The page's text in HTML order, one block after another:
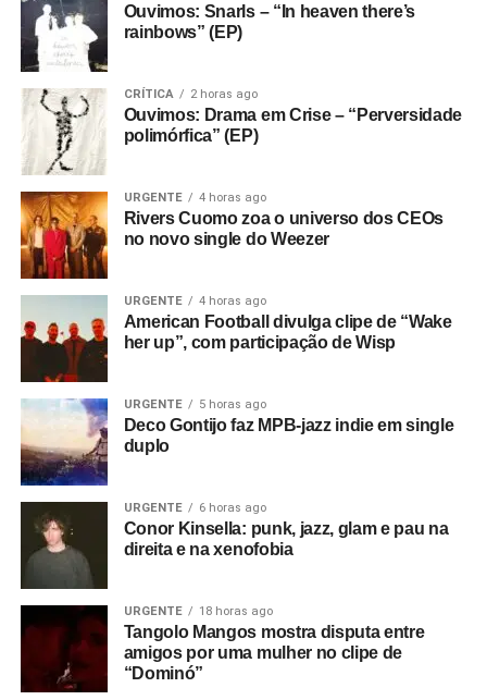
Ouvimos: Snarls – “In heaven there’s
rainbows” (EP)
CRÍTICA 2 horas ago
Ouvimos: Drama em Crise – “Perversidade
polimórfica” (EP)
URGENTE 4 horas ago
Rivers Cuomo zoa o universo dos CEOs
no novo single do Weezer
URGENTE 4 horas ago
American Football divulga clipe de “Wake
her up”, com participação de Wisp
URGENTE 5 horas ago
Deco Gontijo faz MPB-jazz indie em single
duplo
URGENTE 6 horas ago
Conor Kinsella: punk, jazz, glam e pau na
direita e na xenofobia
URGENTE 18 horas ago
Tangolo Mangos mostra disputa entre
amigos por uma mulher no clipe de
“Dominó”